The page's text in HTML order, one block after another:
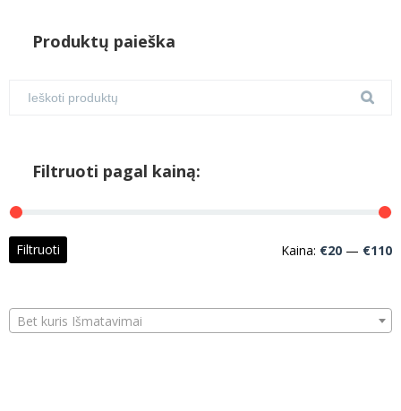
Produktų paieška
Filtruoti pagal kainą:
Filtruoti Kaina: €20 — €110
Bet kuris Išmatavimai